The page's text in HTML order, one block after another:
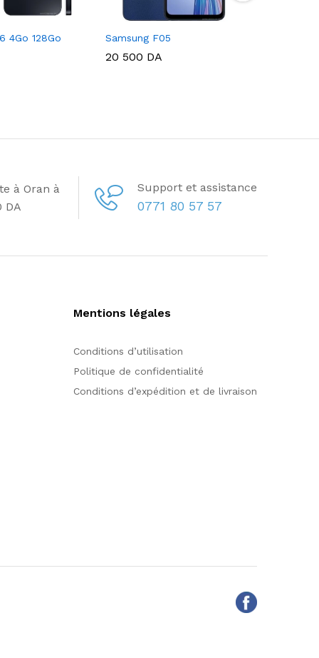
4Go 128Go Samsung F05
20 500 DA
à Oran à
DA
Support et assistance
0771 80 57 57
Mentions légales
Conditions d’utilisation
Politique de confidentialité
Conditions d’expédition et de livraison